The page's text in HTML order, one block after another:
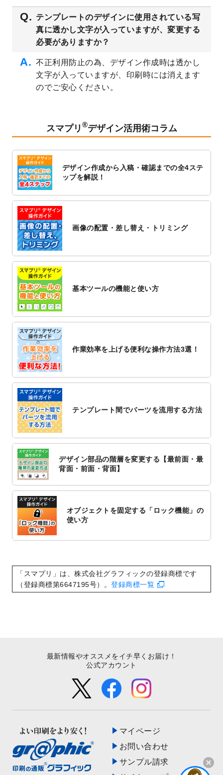
2023/3/16
シール・ラベルのデザインテンプレートを
公開いたしました。
2023/3/13
封筒（長3、洋長3、角2）のデザインテンプ
レートを追加しました。
2023/3/13
クリアファイルのデザインテンプレート
追加しました。
2023/3/2
パワーポイント版テンプレートをダウンロ
追加しました。
2023/1/13
4月始まりのカレンダーデザインテンプレー
2023/1/5
スタンプカードのデザインテンプレート
追加しました。
2022/12/26
止のお知らせ
2022/12/16
トを公開いたしました。
2022/12/1
2022/11/25
【新商品】封筒が作成できるようになりま
2022/11/25
【新商品】クリアファイルが作成できるよ
2022/11/4
しました。
2022/10/26
レートを追加しました。
2022/10/26
追加しました。
2022/10/20
2022/10/14
年賀ポスターのデザインテンプレートを公
2022/10/6
チラシ作成からポスティング配布注文まで
2022/10/1
2023年版1月始まりのカレンダーデザイン
2022/9/21
コンサートのチラシデザインテンプレート
2022/9/5
年賀状のデザインテンプレート
2022/9/5
喪中はがきのデザインテンプレートを公開
2022/8/24
印刷用データの解像度
を引き上げまし
た！
テンプレートのデザインに使用されている写
真に透かし文字が入っていますが、変更する
必要がありますか？
不正利用防止の為、デザイン作成時は透かし
文字が入っていますが、印刷時には消えます
のでご安心ください。
スマプリ ®デザイン活用術コラム
デザイン作成から入稿・確認までの全4ステ
ップを解説！
画像の配置・差し替え・トリミング
基本ツールの機能と使い方
作業効率を上げる便利な操作方法3選！
テンプレート間でパーツを流用する方法
デザイン部品の階層を変更する【最前面・最
背面・前面・背面】
オブジェクトを固定する「ロック機能」の
使い方
「スマプリ」は、株式会社グラフィックの登録商標です
（登録商標第6647195号）。 登録商標一覧
マイページ
お問い合わせ
サンプル請求
最新情報やオススメをイチ早くお届け！
公式アカウント